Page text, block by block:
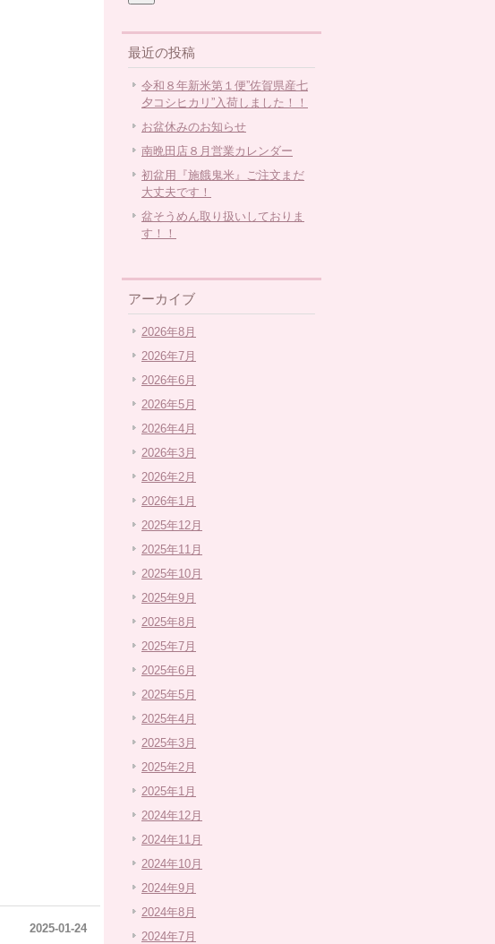
2025-01-24
最近の投稿
令和８年新米第１便”佐賀県産七
夕コシヒカリ”入荷しました！！
お盆休みのお知らせ
南晩田店８月営業カレンダー
初盆用『施餓鬼米』ご注文まだ
大丈夫です！
盆そうめん取り扱いしておりま
す！！
アーカイブ
2026年8月
2026年7月
2026年6月
2026年5月
2026年4月
2026年3月
2026年2月
2026年1月
2025年12月
2025年11月
2025年10月
2025年9月
2025年8月
2025年7月
2025年6月
2025年5月
2025年4月
2025年3月
2025年2月
2025年1月
2024年12月
2024年11月
2024年10月
2024年9月
2024年8月
2024年7月